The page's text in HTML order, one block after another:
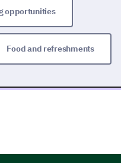
opportunities
Food and refreshments